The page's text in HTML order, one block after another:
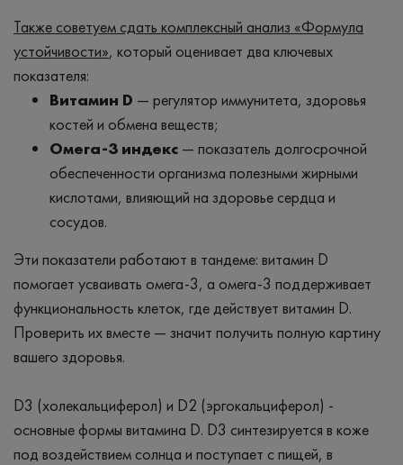
Также советуем сдать комплексный анализ «Формула
устойчивости», который оценивает два ключевых
показателя:
Витамин D — регулятор иммунитета, здоровья
костей и обмена веществ;
Омега-3 индекс — показатель долгосрочной
обеспеченности организма полезными жирными
кислотами, влияющий на здоровье сердца и
сосудов.
Эти показатели работают в тандеме: витамин D
помогает усваивать омега-3, а омега-3 поддерживает
функциональность клеток, где действует витамин D.
Проверить их вместе — значит получить полную картину
вашего здоровья.
D3 (холекальциферол) и D2 (эргокальциферол) -
основные формы витамина D. D3 синтезируется в коже
под воздействием солнца и поступает с пищей, в